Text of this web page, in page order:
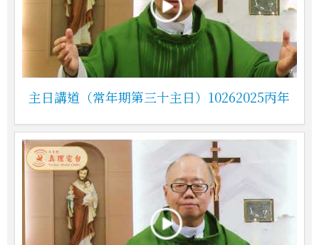
主日講道（常年期第三十主日）10262025丙年